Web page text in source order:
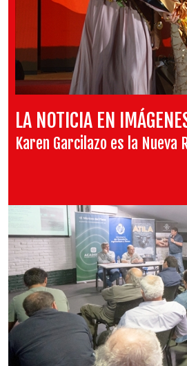
LA NOTICIA EN
Karen Garcilazo es la Nueva